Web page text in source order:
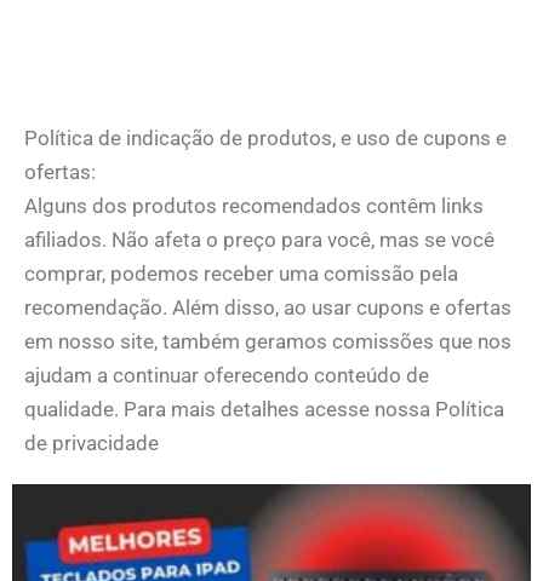
Política de indicação de produtos, e uso de cupons e
ofertas:
Alguns dos produtos recomendados contêm links
afiliados. Não afeta o preço para você, mas se você
comprar, podemos receber uma comissão pela
recomendação. Além disso, ao usar cupons e ofertas
em nosso site, também geramos comissões que nos
ajudam a continuar oferecendo conteúdo de
qualidade. Para mais detalhes acesse nossa Política
de privacidade